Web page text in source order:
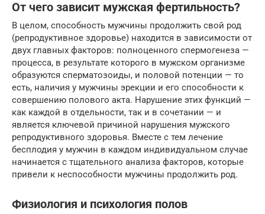
От чего зависит мужская фертильность?
В целом, способность мужчины продолжить свой род
(репродуктивное здоровье) находится в зависимости от
двух главных факторов: полноценного спермогенеза —
процесса, в результате которого в мужском организме
образуются сперматозоиды, и половой потенции — то
есть, наличия у мужчины эрекции и его способности к
совершению полового акта. Нарушение этих функций —
как каждой в отдельности, так и в сочетании — и
является ключевой причиной нарушения мужского
репродуктивного здоровья. Вместе с тем лечение
бесплодия у мужчин в каждом индивидуальном случае
начинается с тщательного анализа факторов, которые
привели к неспособности мужчины продолжить род.
Физиология и психология полов